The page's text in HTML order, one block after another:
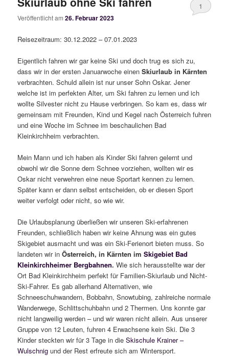
Veröffentlicht am26. Februar 2023
1
Reisezeitraum: 30.12.2022 – 07.01.2023
Eigentlich fahren wir gar keine Ski und doch trug es sich zu,
dass wir in der ersten Januarwoche einenSkiurlaub in Kärnten
verbrachten. Schuld allein ist nur unser Sohn Oskar. Jener
welche ist im perfekten Alter, um Ski fahren zu lernen und ich
wollte Silvester nicht zu Hause verbringen. So kam es, dass wir
gemeinsam mit Freunden, Kind und Kegel nach Österreich fuhren
und eine Woche im Schnee im beschaulichen Bad
Kleinkirchheim verbrachten.
Mein Mann und ich haben als Kinder Ski fahren gelernt und
obwohl wir die Sonne dem Schnee vorziehen, wollten wir es
Oskar nicht verwehren eine neue Sportart kennen zu lernen.
Später kann er dann selbst entscheiden, ob er diesen Sport
weiter verfolgt oder nicht, so wie wir.
Die Urlaubsplanung überließen wir unseren Ski-erfahrenen
Freunden, schließlich haben wir keine Ahnung was ein gutes
Skigebiet ausmacht und was ein Ski-Ferienort bieten muss. So
landeten wir inÖsterreich, in Kärnten imSkigebiet Bad
Kleinkirchheimer Bergbahnen. Wie sich herausstellte war der
Ort Bad Kleinkirchheim perfekt für Familien-Skiurlaub und Nicht-
Ski-Fahrer. Es gab allerhand Alternativen, wie
Schneeschuhwandern, Bobbahn, Snowtubing, zahlreiche normale
Wanderwege, Schlittschuhbahn und 2 Thermen. Uns konnte gar
nicht langweilig werden – und wir waren nicht allein. Aus unserer
Gruppe von 12 Leuten, fuhren 4 Erwachsene kein Ski. Die 3
Kinder steckten wir für 3 Tage in dieSkischule Krainer –
Wulschnig und der Rest erfreute sich am Wintersport.